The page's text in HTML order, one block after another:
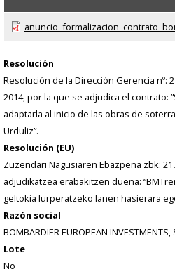
Resolución
Resolución de la Dirección Gerencia nº:
2014, por la que se adjudica el contrato:
adaptarla al inicio de las obras de
Urduliz”.
Resolución (EU)
Zuzendari Nagusiaren Ebazpena zbk:
adjudikatzea erabakitzen duena:
geltokia lurperatzeko lanen hasierara
Razón social
BOMBARDIER EUROPEAN INVESTMENTS,
Lote
No